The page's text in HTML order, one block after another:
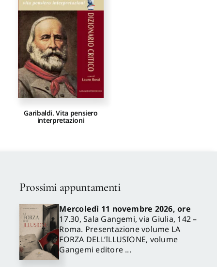
Proposte di pubblicazione
Gangemi Editore
Newsletter
Garibaldi. Vita pensiero
interpretazioni
Prossimi appuntamenti
Mercoledì 11 novembre 2026, ore
17.30, Sala Gangemi, via Giulia, 142 –
Roma. Presentazione volume LA
FORZA DELL’ILLUSIONE, volume
Gangemi editore ...